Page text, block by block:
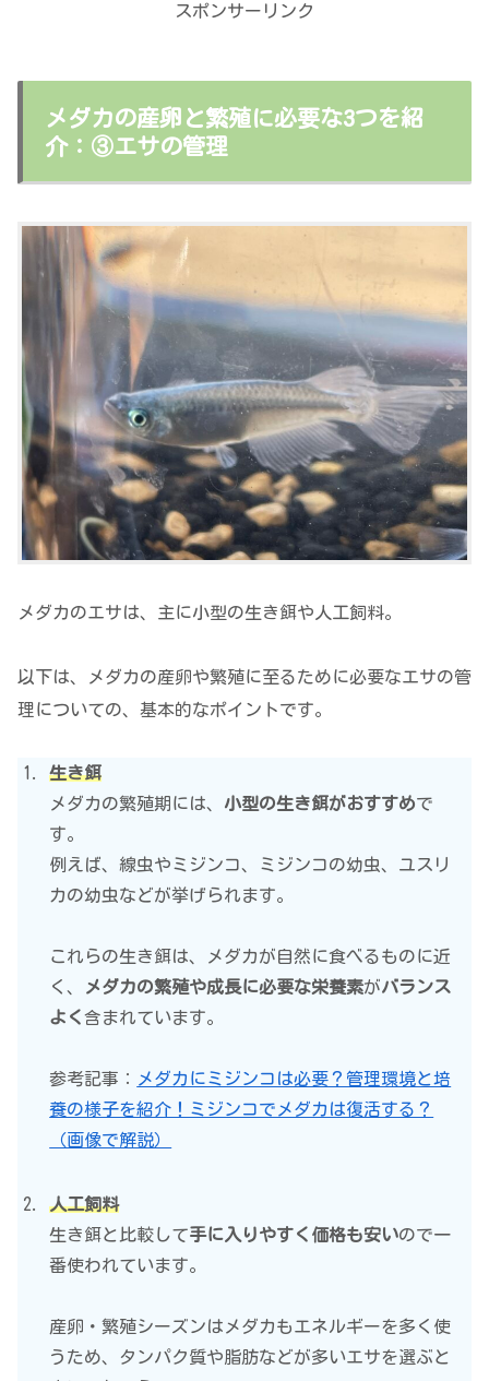
スポンサーリンク
メダカの産卵と繁殖に必要な3つを紹
介：③エサの管理
メダカのエサは、主に小型の生き餌や人工飼料。
以下は、メダカの産卵や繁殖に至るために必要なエサの管
理についての、基本的なポイントです。
生き餌
メダカの繁殖期には、 小型の生き餌がおすすめで
す。
例えば、線虫やミジンコ、ミジンコの幼虫、ユスリ
カの幼虫などが挙げられます。
これらの生き餌は、メダカが自然に食べるものに近
く、
メダカの繁殖や成長に必要な栄養素がバランス
よく含まれています。
参考記事：
メダカにミジンコは必要？管理環境と培
養の様子を紹介！ミジンコでメダカは復活する？
（画像で解説）
人工飼料
生き餌と比較して手に入りやすく価格も安いので一
番使われています。
産卵・繁殖シーズンはメダカもエネルギーを多く使
うため、タンパク質や脂肪などが多いエサを選ぶと